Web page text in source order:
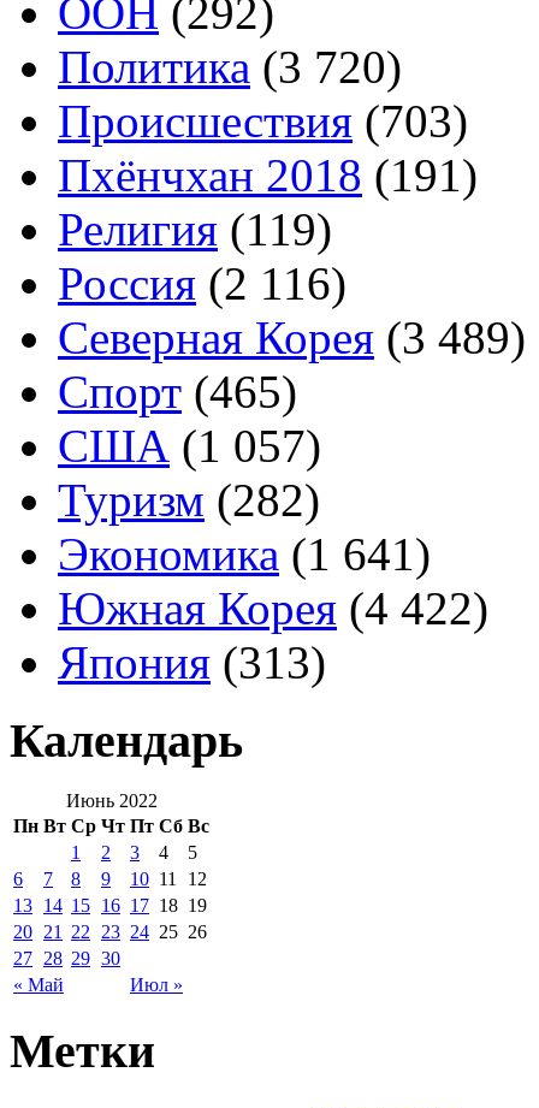
ООН (292)
Политика (3 720)
Происшествия (703)
Пхёнчхан 2018 (191)
Религия (119)
Россия (2 116)
Северная Корея (3 489)
Спорт (465)
США (1 057)
Туризм (282)
Экономика (1 641)
Южная Корея (4 422)
Япония (313)
Календарь
Июнь 2022
Пн Вт Ср Чт Пт Сб Вс
« Май Июл »
1 2 3 4
5
6
7 8 9 10 11
12
13 14 15 16 17 18 19
20 21 22 23 24 25 26
27 28 29 30
Метки